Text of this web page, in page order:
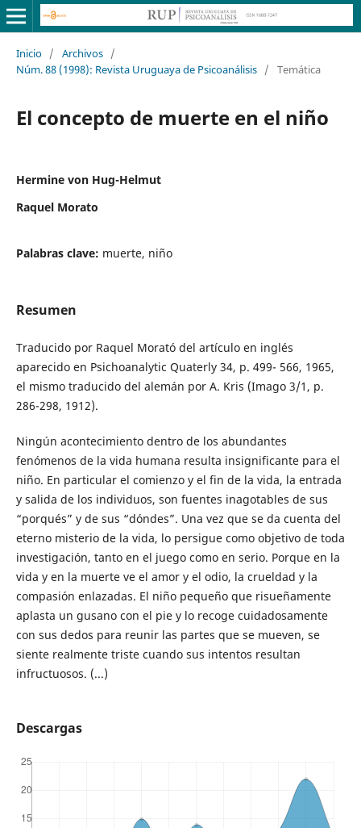
Inicio / Archivos /
Núm. 88 (1998): Revista Uruguaya de Psicoanálisis / Temática
El concepto de muerte en el niño
Hermine von Hug-Helmut
Raquel Morato
Palabras clave: muerte, niño
Resumen
Traducido por Raquel Morató del artículo en inglés
aparecido en Psichoanalytic Quaterly 34, p. 499- 566, 1965,
el mismo traducido del alemán por A. Kris (Imago 3/1, p.
286-298, 1912).
Ningún acontecimiento dentro de los abundantes
fenómenos de la vida humana resulta insignificante para el
niño. En particular el comienzo y el fin de la vida, la entrada
y salida de los individuos, son fuentes inagotables de sus
“porqués” y de sus “dóndes”. Una vez que se da cuenta del
eterno misterio de la vida, lo persigue como objetivo de toda
investigación, tanto en el juego como en serio. Porque en la
vida y en la muerte ve el amor y el odio, la crueldad y la
compasión enlazadas. El niño pequeño que risueñamente
aplasta un gusano con el pie y lo recoge cuidadosamente
con sus dedos para reunir las partes que se mueven, se
siente realmente triste cuando sus intentos resultan
infructuosos. (...)
Descargas